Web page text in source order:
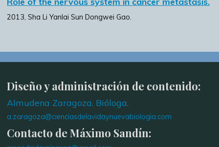
2013, Sha Li Yanlai Sun Dongwei Gao.
Diseño y administración de contenido:
Almudena Zaragoza. Bióloga.
a.zaragoza@cienciasdelavidaynuevabiologia.com
Contacto de Máximo Sandín: